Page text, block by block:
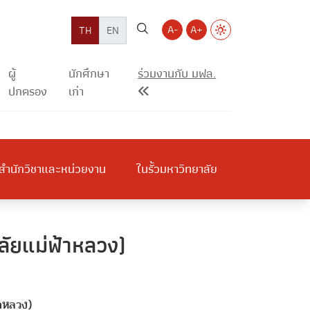
TH EN A- A+
ผู้
ปกครอง
นักศึกษา
เก่า
ร่วมงานกับ มฟล.
ำนักวิชาและหน่วยงาน ในรั้วมหาวิทยาลัย
ยแม่ฟ้าหลวง)
ลวง)